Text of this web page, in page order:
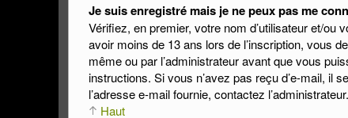
Je suis enregistré mais je ne peux pas me
Vérifiez, en premier, votre nom d’utilisateur et/
avoir moins de 13 ans lors de l’inscription, vous
même ou par l’administrateur avant que vous
instructions. Si vous n’avez pas reçu d’e-mail, il
l’adresse e-mail fournie, contactez l’administrateur.
Haut